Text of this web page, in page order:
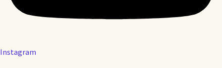
Instagram